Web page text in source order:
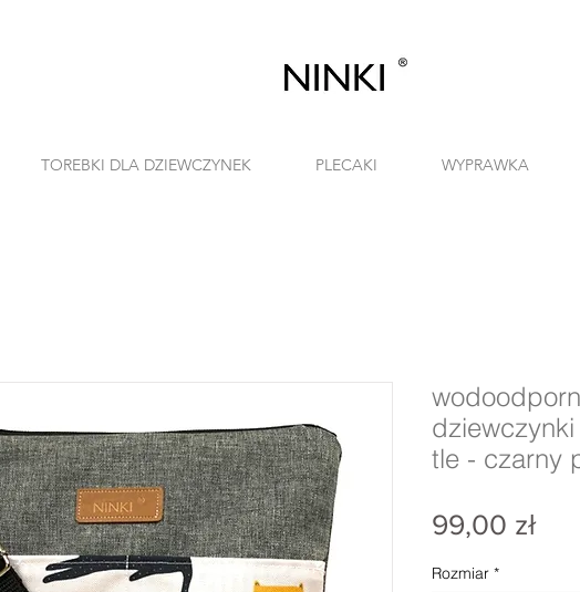
TOREBKI DLA DZIEWCZYNEK PLECAKI WYPRAWKA
tle - czarny
99,00 zł
Rozmiar *